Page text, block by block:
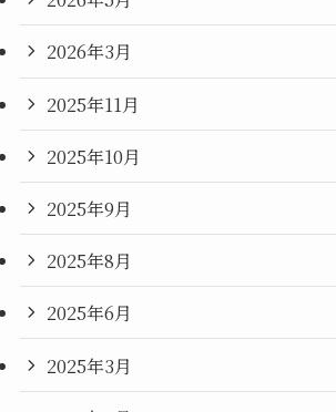
2026年3月
2025年11月
2025年10月
2025年9月
2025年8月
2025年6月
2025年3月